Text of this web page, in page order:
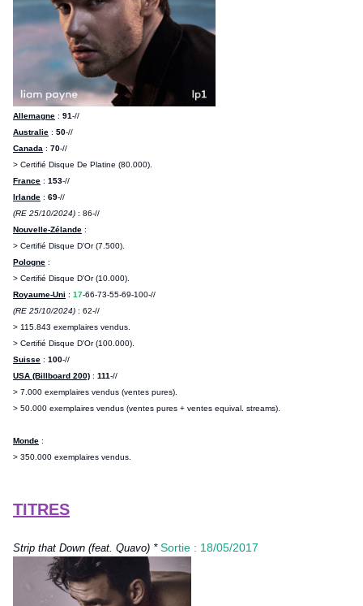
Allemagne : 91-//
Australie : 50-//
Canada : 70-//
> Certifié Disque De Platine (80.000).
France : 153-//
Irlande : 69-//
(RE 25/10/2024) : 86-//
Nouvelle-Zélande :
> Certifié Disque D'Or (7.500).
Pologne :
> Certifié Disque D'Or (10.000).
Royaume-Uni : 17-66-73-55-69-100-//
(RE 25/10/2024) : 62-//
> 115.843 exemplaires vendus.
> Certifié Disque D'Or (100.000).
Suisse : 100-//
USA (Billboard 200) : 111-//
> 7.000 exemplaires vendus (ventes pures).
> 50.000 exemplaires vendus (ventes pures + ventes equival. streams).
Monde :
> 350.000 exemplaires vendus.
TITRES
Strip that Down (feat. Quavo) * Sortie : 18/05/2017